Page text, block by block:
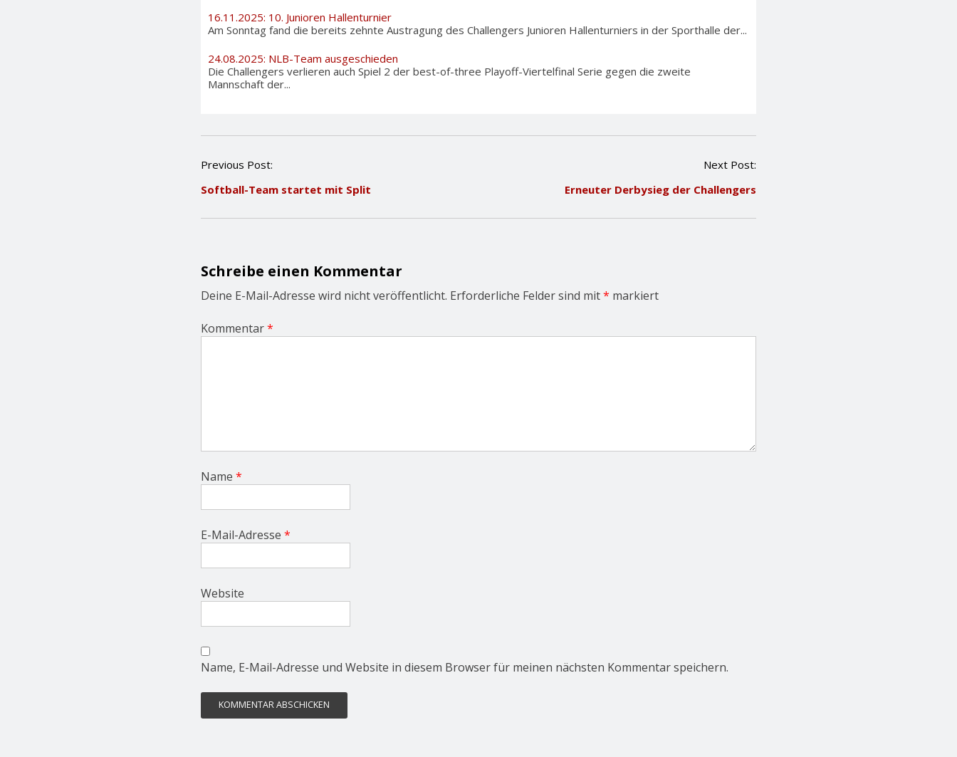
16.11.2025: 10. Junioren Hallenturnier
Am Sonntag fand die bereits zehnte Austragung des Challengers Junioren Hallenturniers in der Sporthalle der...
24.08.2025: NLB-Team ausgeschieden
Die Challengers verlieren auch Spiel 2 der best-of-three Playoff-Viertelfinal Serie gegen die zweite
Mannschaft der...
P
s
n
i
g
a
o
Previous Post:
Softball-Team startet mit Split
Next Post:
Erneuter Derbysieg der Challengers
Schreibe einen Kommentar
Deine E-Mail-Adresse wird nicht veröffentlicht. Erforderliche Felder sind mit* markiert
Kommentar*
Name *
E-Mail-Adresse *
Website
Name, E-Mail-Adresse und Website in diesem Browser für meinen nächsten Kommentar speichern.